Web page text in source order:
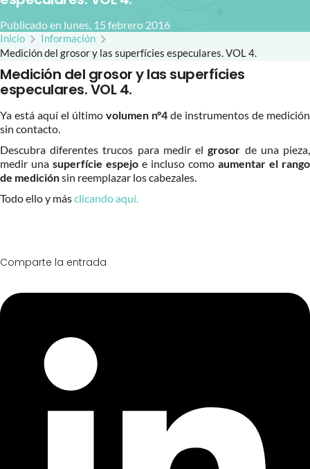
Publicado en lunes, 15 febrero 2016
Inicio
Información
Medición del grosor y las superfícies especulares. VOL 4.
Medición del grosor y las superfícies
especulares. VOL 4.
Ya está aquí el último volumen nº4 de instrumentos de medición
sin contacto.
Descubra diferentes trucos para medir el grosor de una pieza,
medir una superfície espejo e incluso como aumentar el rango
de mediciónsin reemplazar los cabezales.
Todo ello y másclicando aquí.
Comparte la entrada